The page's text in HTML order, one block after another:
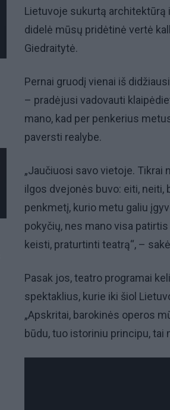
Lietuvoje sukurtą architektūrą
didelė mūsų pridėtinė vertė
Giedraitytė.
Pernai gruodį vienai iš
– pradėjusi vadovauti
mano, kad per penkerius
paversti realybe.
„Jaučiuosi savo vietoje. Tikrai
ilgos dvejonės buvo: eiti, neiti,
penkmetį, kurio metu galiu
pokyčių, nes mano visa
keisti, praturtinti teatrą“, –
Pasak jos, teatro programai
spektaklius, kurie iki šiol
„Apskritai, barokinės operos
būdu, tuo istoriniu principu,